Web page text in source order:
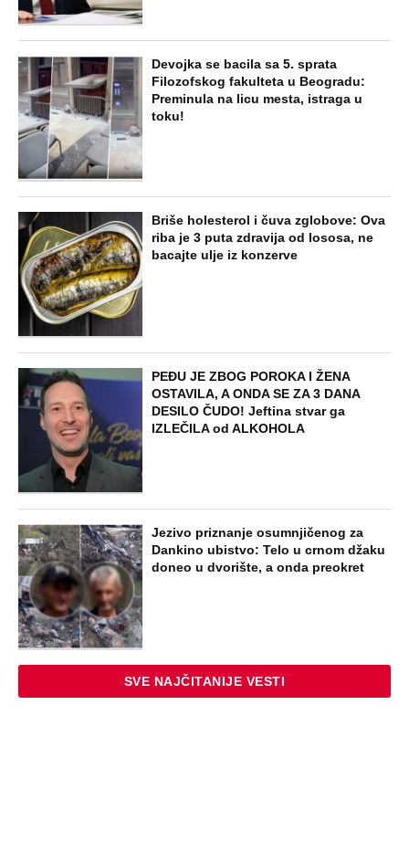
Devojka se bacila sa 5. sprata
Filozofskog fakulteta u Beogradu:
Preminula na licu mesta, istraga u
toku!
Briše holesterol i čuva zglobove: Ova
riba je 3 puta zdravija od lososa, ne
bacajte ulje iz konzerve
PEĐU JE ZBOG POROKA I ŽENA
OSTAVILA, A ONDA SE ZA 3 DANA
DESILO ČUDO! Jeftina stvar ga
IZLEČILA od ALKOHOLA
Jezivo priznanje osumnjičenog za
Dankino ubistvo: Telo u crnom džaku
doneo u dvorište, a onda preokret
SVE NAJČITANIJE VESTI